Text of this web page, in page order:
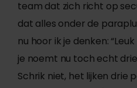
team dat zich richt op
dat alles onder de
nu hoor ik je denken:
je noemt nu toch echt
Schrik niet, het lijken drie